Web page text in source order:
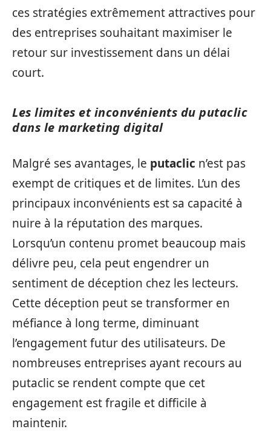
ces stratégies extrêmement attractives pour
des entreprises souhaitant maximiser le
retour sur investissement dans un délai
court.
Les limites et inconvénients du putaclic
dans le marketing digital
Malgré ses avantages, le putaclic n’est pas
exempt de critiques et de limites. L’un des
principaux inconvénients est sa capacité à
nuire à la réputation des marques.
Lorsqu’un contenu promet beaucoup mais
délivre peu, cela peut engendrer un
sentiment de déception chez les lecteurs.
Cette déception peut se transformer en
méfiance à long terme, diminuant
l’engagement futur des utilisateurs. De
nombreuses entreprises ayant recours au
putaclic se rendent compte que cet
engagement est fragile et difficile à
maintenir.